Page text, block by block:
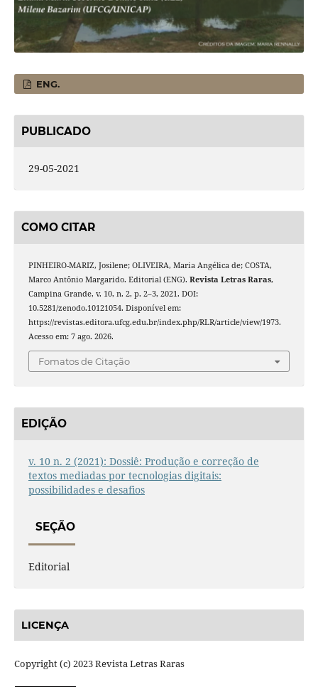
ENG.
PUBLICADO
29-05-2021
COMO CITAR
PINHEIRO-MARIZ, Josilene; OLIVEIRA, Maria Angélica de; COSTA,
Marco Antônio Margarido. Editorial (ENG). Revista Letras Raras,
Campina Grande, v. 10, n. 2, p. 2–3, 2021. DOI:
10.5281/zenodo.10121054. Disponível em:
https://revistas.editora.ufcg.edu.br/index.php/RLR/article/view/1973.
Acesso em: 7 ago. 2026.
Fomatos de Citação
EDIÇÃO
v. 10 n. 2 (2021): Dossiê: Produção e correção de
textos mediadas por tecnologias digitais:
possibilidades e desafios
SEÇÃO
Editorial
LICENÇA
Copyright (c) 2023 Revista Letras Raras